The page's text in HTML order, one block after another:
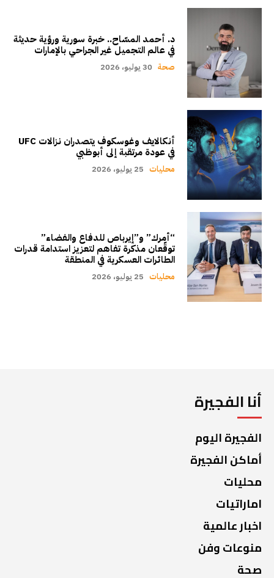
د. أحمد المسّاح.. خبرة سورية ورؤية حديثة
في عالم التجميل غير الجراحي بالإمارات
صحة 30 يوليو، 2026
أنكالايف وغوسكوف يتصدران نزالات UFC
في عودة مرتقبة إلى أبوظبي
محليات 25 يوليو، 2026
“أمرك” و”إيرباص للدفاع والفضاء”
توقّعان مذكرة تفاهم لتعزيز استدامة قدرات
الطائرات العسكرية في المنطقة
محليات 25 يوليو، 2026
أنا الفجيرة
الفجيرة اليوم
أماكن الفجيرة
محليات
اماراتيات
اخبار عالمية
منوعات وفن
صحة